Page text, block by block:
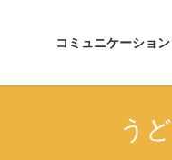
コミュニケーション
う